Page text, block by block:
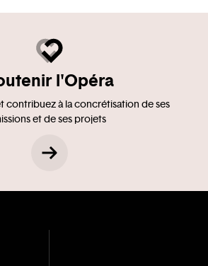
l'Opéra
contribuez à la concrétisation de ses
et de ses projets